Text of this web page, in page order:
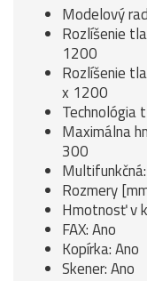
Modelový
Rozlíšenie
1200
Rozlíšenie
x 1200
Technológia
Maximálna
300
Rozmery
Hmotnosť v
FAX: Ano
Kopírka: Ano
Skener: Ano